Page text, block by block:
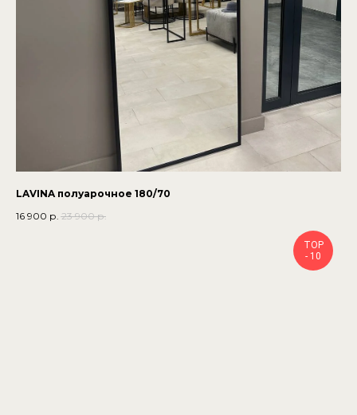
LAVINA полуарочное 180/70
16 900 р. 23 900 р.
TOP
- 10